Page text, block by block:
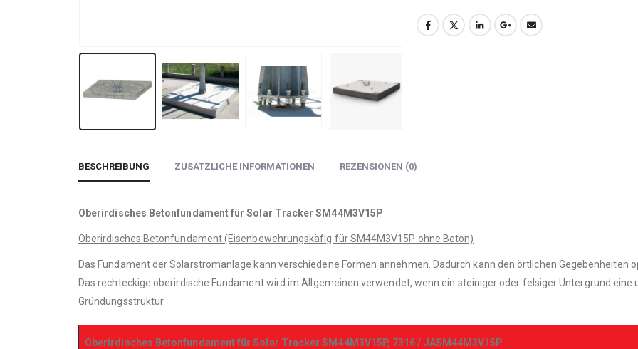
BESCHREIBUNG ZUSÄTZLICHE INFORMATIONEN REZENSIONEN (0)
Oberirdisches Betonfundament für Solar Tracker SM44M3V15P
Oberirdisches Betonfundament (Eisenbewehrungskäfig für SM44M3V15P ohne Beton)
Das Fundament der Solarstromanlage kann verschiedene Formen annehmen. Dadurch kann den örtlichen Gegebenheiten
Das rechteckige oberirdische Fundament wird im Allgemeinen verwendet, wenn ein steiniger oder felsiger Untergrund
Gründungsstruktur
Oberirdisches Betonfundament für Solar Tracker SM44M3V15P, 7316 / JASM44M3V15P